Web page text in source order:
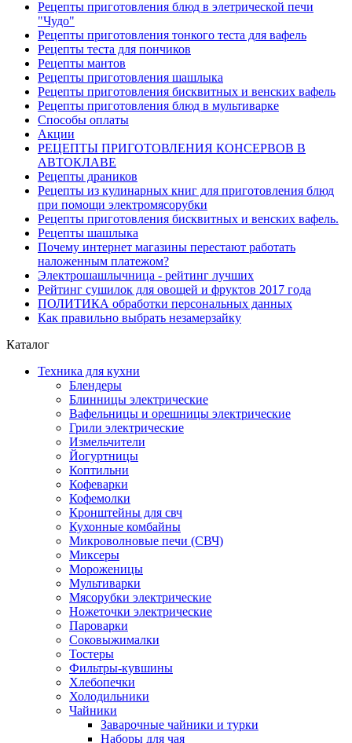
Рецепты приготовления блюд в элетрической печи
"Чудо"
Рецепты приготовления тонкого теста для вафель
Рецепты теста для пончиков
Рецепты мантов
Рецепты приготовления шашлыка
Рецепты приготовления бисквитных и венских вафель
Рецепты приготовления блюд в мультиварке
Способы оплаты
Акции
РЕЦЕПТЫ ПРИГОТОВЛЕНИЯ КОНСЕРВОВ В
АВТОКЛАВЕ
Рецепты драников
Рецепты из кулинарных книг для приготовления блюд
при помощи электромясорубки
Рецепты приготовления бисквитных и венских вафель.
Рецепты шашлыка
Почему интернет магазины перестают работать
наложенным платежом?
Электрошашлычница - рейтинг лучших
Рейтинг сушилок для овощей и фруктов 2017 года
ПОЛИТИКА обработки персональных данных
Как правильно выбрать незамерзайку
Каталог
Техника для кухни
Блендеры
Блинницы электрические
Вафельницы и орешницы электрические
Грили электрические
Измельчители
Йогуртницы
Коптильни
Кофеварки
Кофемолки
Кронштейны для свч
Кухонные комбайны
Микроволновые печи (СВЧ)
Миксеры
Мороженицы
Мультиварки
Мясорубки электрические
Ножеточки электрические
Пароварки
Соковыжималки
Тостеры
Фильтры-кувшины
Хлебопечки
Холодильники
Чайники
Заварочные чайники и турки
Наборы для чая